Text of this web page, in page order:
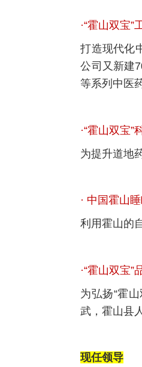
·“霍山双宝”
打造现代化
公司又新建
等系列中医
·“霍山双宝”
为提升道地
· 中国霍山
利用霍山的
·“霍山双宝”
为弘扬“霍
武，霍山县
现任领导